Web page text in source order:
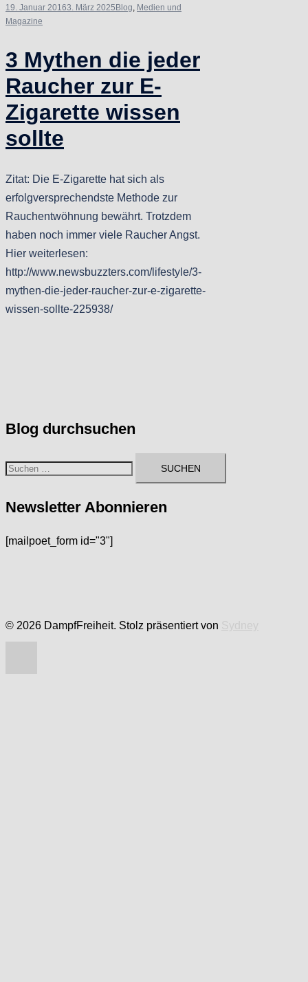
19. Januar 20163. März 2025 Blog, Medien und
Magazine
3 Mythen die jeder
Raucher zur E-
Zigarette wissen
sollte
Zitat: Die E-Zigarette hat sich als
erfolgversprechendste Methode zur
Rauchentwöhnung bewährt. Trotzdem
haben noch immer viele Raucher Angst.
Hier weiterlesen:
http://www.newsbuzzters.com/lifestyle/3-
mythen-die-jeder-raucher-zur-e-zigarette-
wissen-sollte-225938/
Blog durchsuchen
Suchen
Newsletter Abonnieren
[mailpoet_form id="3"]
© 2026 DampfFreiheit. Stolz präsentiert von